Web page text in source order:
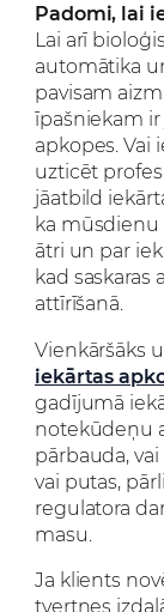
Padomi, lai
Lai arī
automātika
pavisam
īpašniekam
apkopes. Vai
uzticēt
jāatbild
ka mūsdienu
ātri un par
kad
attīrīšanā.
Vienkāršāks
iekārtas
gadījumā
notekūdeņu
pārbauda,
vai putas,
regulatora
masu.
Ja klients
tvertnes